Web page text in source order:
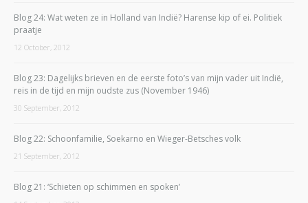
Blog 24: Wat weten ze in Holland van Indië? Harense kip of ei. Politiek
praatje
12 October, 2012
Blog 23: Dagelijks brieven en de eerste foto’s van mijn vader uit Indië,
reis in de tijd en mijn oudste zus (November 1946)
30 September, 2012
Blog 22: Schoonfamilie, Soekarno en Wieger-Betsches volk
21 September, 2012
Blog 21: ‘Schieten op schimmen en spoken’